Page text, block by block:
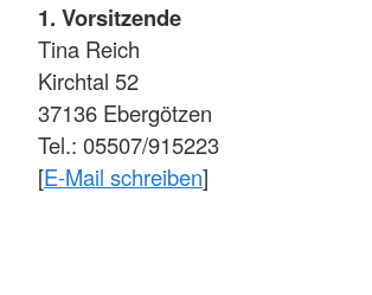
1. Vorsitzende
Tina Reich
Kirchtal 52
37136 Ebergötzen
Tel.: 05507/915223
[E-Mail schreiben]